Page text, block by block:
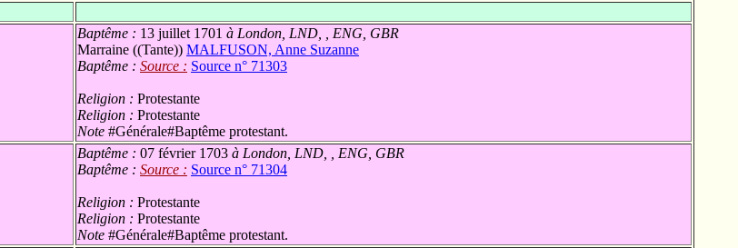
Baptême : 13 juillet 1701 à London, LND, , ENG, GBR
Marraine ((Tante)) MALFUSON, Anne Suzanne
Baptême : Source : Source n° 71303
Religion : Protestante
Religion : Protestante
Note #Générale#Baptême protestant.
Baptême : 07 février 1703 à London, LND, , ENG, GBR
Baptême : Source : Source n° 71304
Religion : Protestante
Religion : Protestante
Note #Générale#Baptême protestant.